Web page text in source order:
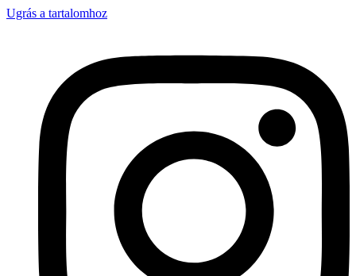
Ugrás a tartalomhoz